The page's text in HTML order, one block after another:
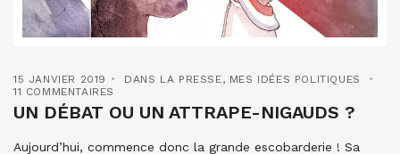
15 JANVIER 2019 DANS LA PRESSE, MES IDÉES POLITIQUES
11 COMMENTAIRES
UN DÉBAT OU UN ATTRAPE-NIGAUDS ?
Aujourd’hui, commence donc la grande escobarderie ! Sa